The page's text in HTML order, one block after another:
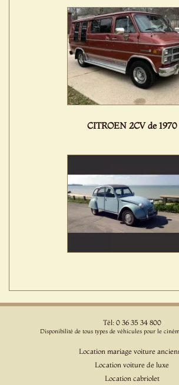
CITROEN 2CV de 1970
Tél: 0 36 35 34 800
Disponibilité de tous types de véhicules pour le
Location mariage voiture
Location voiture de luxe
Location cabriolet